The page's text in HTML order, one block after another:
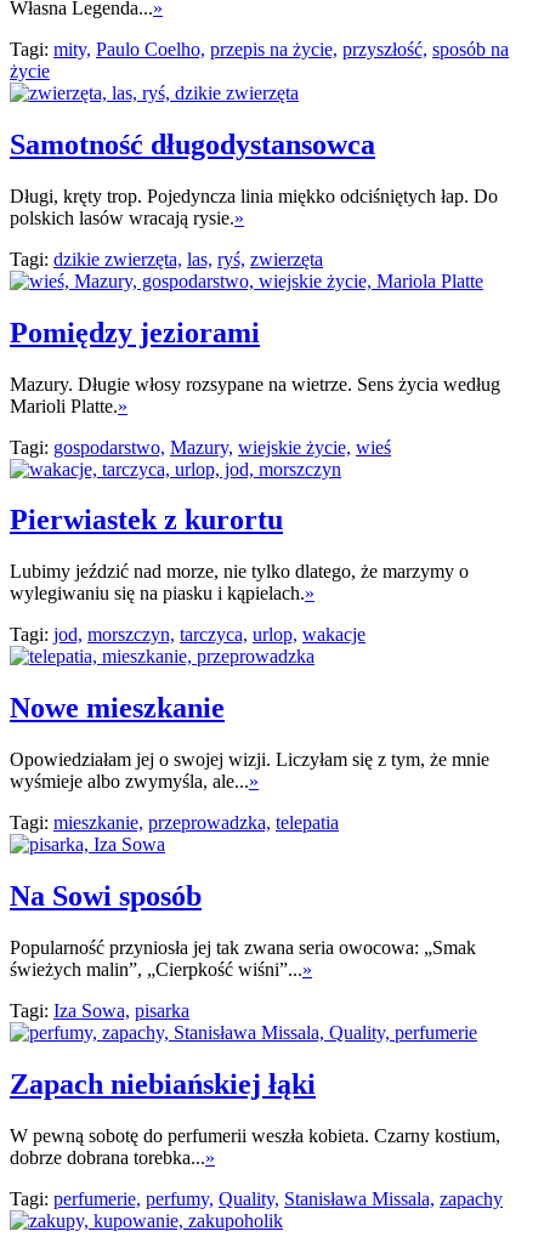
Własna Legenda...»
Tagi: mity, Paulo Coelho, przepis na życie, przyszłość, sposób na
życie
Samotność długodystansowca
Długi, kręty trop. Pojedyncza linia miękko odciśniętych łap. Do
polskich lasów wracają rysie.»
Tagi: dzikie zwierzęta, las, ryś, zwierzęta
Pomiędzy jeziorami
Mazury. Długie włosy rozsypane na wietrze. Sens życia według
Marioli Platte.»
Tagi: gospodarstwo, Mazury, wiejskie życie, wieś
Pierwiastek z kurortu
Lubimy jeździć nad morze, nie tylko dlatego, że marzymy o
wylegiwaniu się na piasku i kąpielach.»
Tagi: jod, morszczyn, tarczyca, urlop, wakacje
Nowe mieszkanie
Opowiedziałam jej o swojej wizji. Liczyłam się z tym, że mnie
wyśmieje albo zwymyśla, ale...»
Tagi: mieszkanie, przeprowadzka, telepatia
Na Sowi sposób
Popularność przyniosła jej tak zwana seria owocowa: „Smak
świeżych malin”, „Cierpkość wiśni”...»
Tagi: Iza Sowa, pisarka
Zapach niebiańskiej łąki
W pewną sobotę do perfumerii weszła kobieta. Czarny kostium,
dobrze dobrana torebka...»
Tagi: perfumerie, perfumy, Quality, Stanisława Missala, zapachy